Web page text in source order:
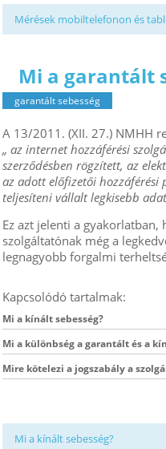
Mérések mobiltelefonon és
Mi a garantált
garantált sebesség
A 13/2011. (XII. 27.) NMHH
„ az internet hozzáférési
szerződésben rögzített, az
az adott előfizetői hozzáférési
teljesíteni vállalt legkisebb
Ez azt jelenti a gyakorlatban,
szolgáltatónak még a
legnagyobb forgalmi
Kapcsolódó tartalmak:
Mi a kínált sebesség?
Mi a különbség a garantált és a
Mire kötelezi a jogszabály a
Mi a kínált sebesség?